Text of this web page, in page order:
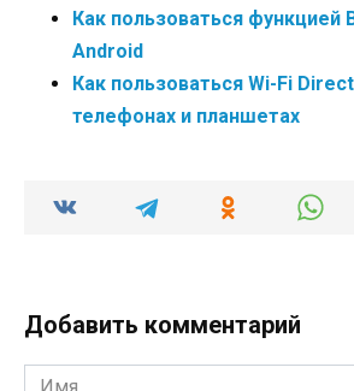
Как пользоваться функцией
Android
Как пользоваться Wi-Fi
телефонах и планшетах
Добавить комментарий
Имя